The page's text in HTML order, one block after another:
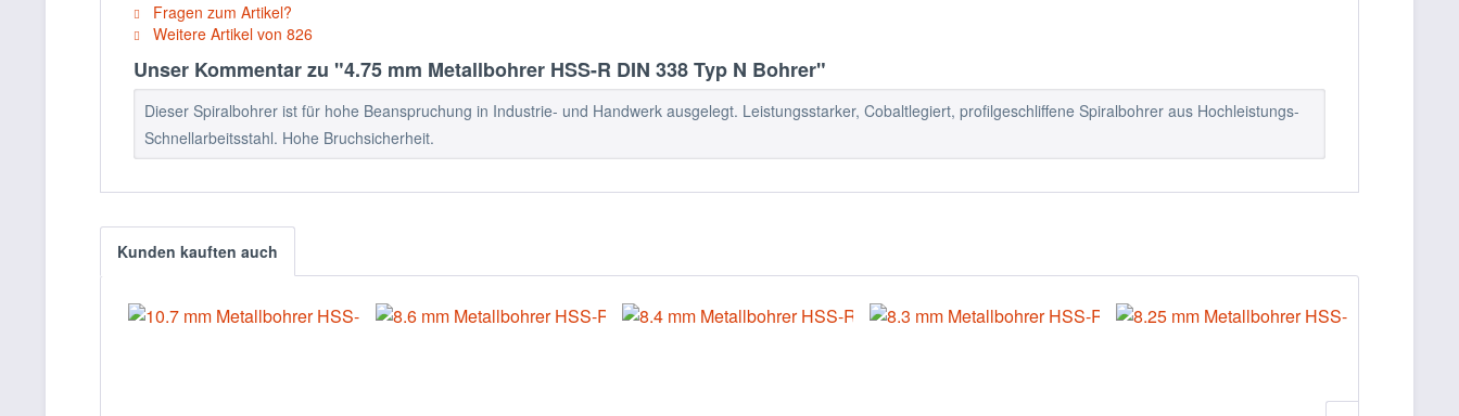
Fragen zum Artikel?
Weitere Artikel von 826
Unser Kommentar zu "4.75 mm Metallbohrer HSS-R DIN 338 Typ N Bohrer"
Dieser Spiralbohrer ist für hohe Beanspruchung in Industrie- und Handwerk ausgelegt. Leistungsstarker, Cobaltlegiert, profilgeschliffene Spiralbohrer aus Hochleistungs-
Schnellarbeitsstahl. Hohe Bruchsicherheit.
Kunden kauften auch